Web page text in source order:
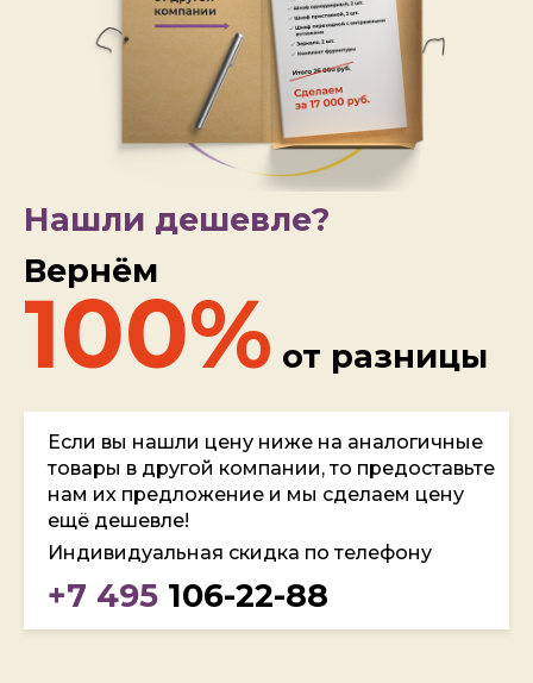
Нашли дешевле?
Вернём
100% от разницы
Если вы нашли цену ниже на аналогичные
товары в другой компании, то предоставьте
нам их предложение и мы сделаем цену
ещё дешевле!
Индивидуальная скидка по телефону
+7 495 106-22-88